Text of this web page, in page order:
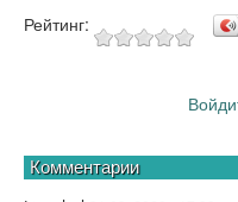
Рейтинг:
Комментарии